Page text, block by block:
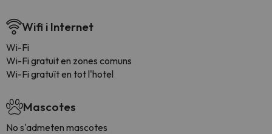
Wifi i Internet
Wi-Fi
Wi-Fi gratuit en zones comuns
Wi-Fi gratuït en tot l'hotel
Mascotes
No s'admeten mascotes